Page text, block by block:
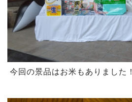
今回の景品はお米もありました！